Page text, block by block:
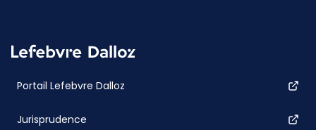
Portail Lefebvre Dalloz
Jurisprudence